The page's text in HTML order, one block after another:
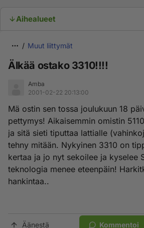
Aihealueet
Muut liittymät
Älkää ostako 3310!!!!
Amba
2001-02-22 20:13:00
Mä ostin sen tossa joulukuun 18
pettymys! Aikaisemmin omistin
ja sitä sieti tiputtaa lattialle
tehny mitään. Nykyinen 3310 on
kertaa ja jo nyt sekoilee ja kyselee
teknologia menee eteenpäin!
hankintaa..
Äänestä Kommentoi